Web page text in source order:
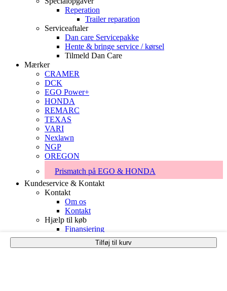
Tilføj til kurv
Reperation
Trailer reparation
Serviceaftaler
Dan care Servicepakke
Hente & bringe service / kørsel
Tilmeld Dan Care
Mærker
CRAMER
DCK
EGO Power+
HONDA
REMARC
TEXAS
VARI
Nexlawn
NGP
OREGON
Prismatch på EGO & HONDA
Kundeservice & Kontakt
Kontakt
Om os
Kontakt
Hjælp til køb
Finansiering
Prismatch på EGO & HONDA
Handelsbetingelser